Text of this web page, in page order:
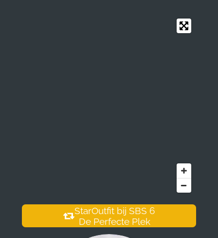
StarOutfit bij SBS 6
De Perfecte Plek